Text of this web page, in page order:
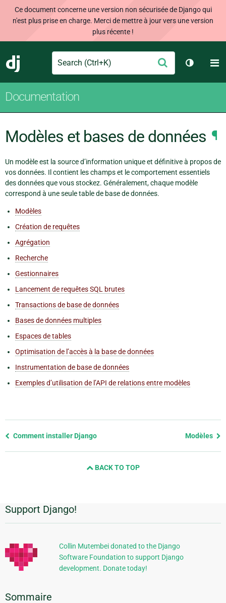
Ce document concerne une version non sécurisée de Django qui
n'est plus prise en charge. Merci de mettre à jour vers une version
plus récente !
Django
Search Envoyer
Changer
Documentation
Modèles et bases de données ¶
Un modèle est la source d’information unique et définitive à propos de
vos données. Il contient les champs et le comportement essentiels
des données que vous stockez. Généralement, chaque modèle
correspond à une seule table de base de données.
Modèles
Création de requêtes
Agrégation
Recherche
Gestionnaires
Lancement de requêtes SQL brutes
Transactions de base de données
Bases de données multiples
Espaces de tables
Optimisation de l’accès à la base de données
Instrumentation de base de données
Exemples d’utilisation de l’API de relations entre modèles
Previous
Comment installer Django Modèles
BACK TO TOP
Informations
supplémentaires
Support Django!
Collin Mutembei donated to the Django
Software Foundation to support Django
development. Donate today!
Sommaire